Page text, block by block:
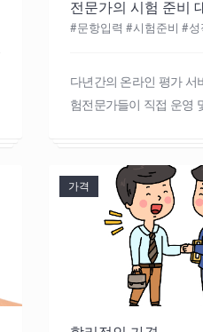
전문가의 시험 준비
#문항입력 #시험준비 #성
다년간의 온라인 평가 서
험전문가들이 직접 운영
가격